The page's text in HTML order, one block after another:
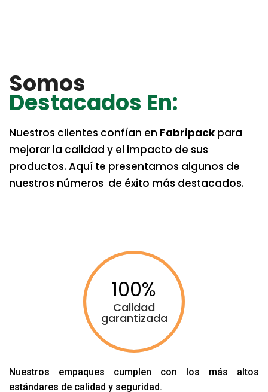
Somos
Destacados En:
Nuestros clientes confían en Fabripackpara
mejorar la calidad y el impacto de sus
productos. Aquí te presentamos algunos de
nuestros números de éxito más destacados.
100
Calidad
garantizada
Nuestros empaques cumplen con los más altos
estándares de calidad y seguridad.